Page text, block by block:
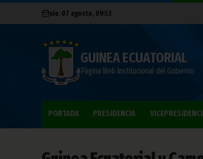
vie. 07 agosto, 09:53
GUINEA ECUATORIAL
Página Web Institucional del Gobierno
PORTADA PRESIDENCIA